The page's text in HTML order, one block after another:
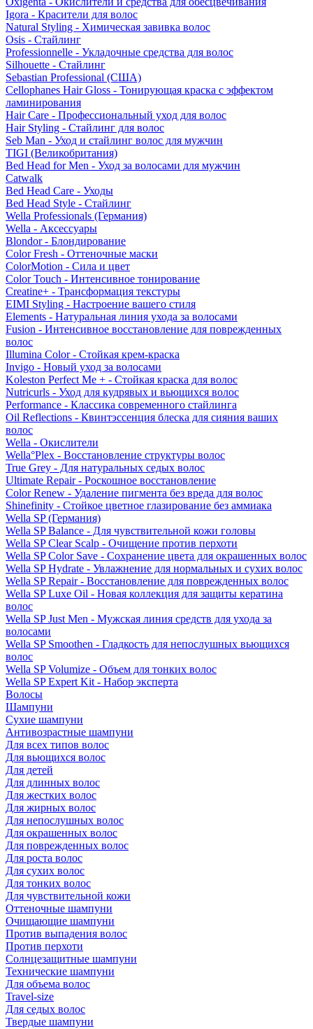
Igora - Красители для волос
Natural Styling - Химическая завивка волос
Osis - Стайлинг
Professionnelle - Укладочные средства для волос
Silhouette - Стайлинг
Sebastian Professional (США)
Cellophanes Hair Gloss - Тонирующая краска с эффектом
ламинирования
Hair Care - Профессиональный уход для волос
Hair Styling - Стайлинг для волос
Seb Man - Уход и стайлинг волос для мужчин
TIGI (Великобритания)
Bed Head for Men - Уход за волосами для мужчин
Catwalk
Bed Head Care - Уходы
Bed Head Style - Стайлинг
Wella Professionals (Германия)
Wella - Аксессуары
Blondor - Блондирование
Color Fresh - Оттеночные маски
ColorMotion - Сила и цвет
Color Touch - Интенсивное тонирование
Creatine+ - Трансформация текстуры
EIMI Styling - Настроение вашего стиля
Elements - Натуральная линия ухода за волосами
Fusion - Интенсивное восстановление для поврежденных
волос
Illumina Color - Стойкая крем-краска
Invigo - Новый уход за волосами
Koleston Perfect Me + - Стойкая краска для волос
Nutricurls - Уход для кудрявых и вьющихся волос
Performance - Классика современного стайлинга
Oil Reflections - Квинтэссенция блеска для сияния ваших
волос
Wella - Окислители
Wella°Plex - Восстановление структуры волос
True Grey - Для натуральных седых волос
Ultimate Repair - Роскошное восстановление
Color Renew - Удаление пигмента без вреда для волос
Shinefinity - Стойкое цветное глазирование без аммиака
Wella SP (Германия)
Wella SP Balance - Для чувствительной кожи головы
Wella SP Clear Scalp - Очищение против перхоти
Wella SP Color Save - Сохранение цвета для окрашенных волос
Wella SP Hydrate - Увлажнение для нормальных и сухих волос
Wella SP Repair - Восстановление для поврежденных волос
Wella SP Luxe Oil - Новая коллекция для защиты кератина
волос
Wella SP Just Men - Мужская линия средств для ухода за
волосами
Wella SP Smoothen - Гладкость для непослушных вьющихся
волос
Wella SP Volumize - Объем для тонких волос
Wella SP Expert Kit - Набор эксперта
Волосы
Шампуни
Сухие шампуни
Антивозрастные шампуни
Для всех типов волос
Для вьющихся волос
Для детей
Для длинных волос
Для жестких волос
Для жирных волос
Для непослушных волос
Для окрашенных волос
Для поврежденных волос
Для роста волос
Для сухих волос
Для тонких волос
Для чувствительной кожи
Оттеночные шампуни
Очищающие шампуни
Против выпадения волос
Против перхоти
Солнцезащитные шампуни
Технические шампуни
Для объема волос
Travel-size
Для седых волос
Твердые шампуни